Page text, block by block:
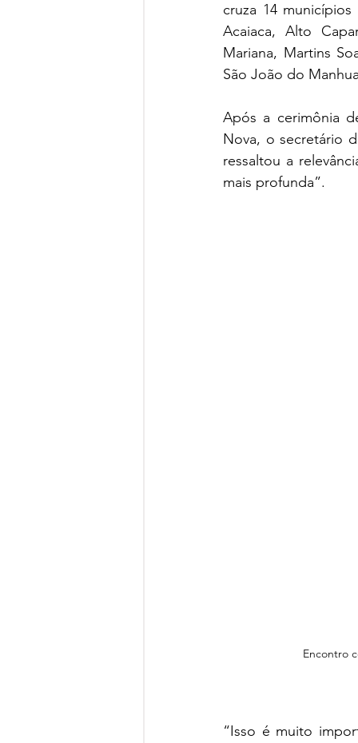
cruza 14
Acaiaca, Alto
Mariana, Martins
São João do
Após a cerimônia
Nova, o secretário
ressaltou a
mais profunda”.
Encontro
“Isso é muito